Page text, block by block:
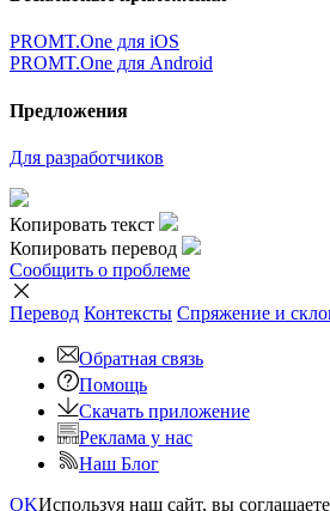
PROMT.One для iOS
PROMT.One для Android
Предложения
Для разработчиков
Копировать текст
Копировать перевод
Сообщить о проблеме
Перевод Контексты Спряжение и
Обратная связь
Помощь
Скачать приложение
Реклама у нас
Наш Блог
OKИспользуя наш сайт, вы